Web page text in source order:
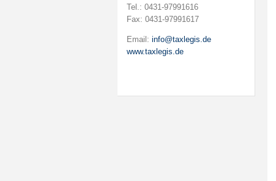
Tel.: 0431-97991616
Fax: 0431-97991617
Email: info@taxlegis.de
www.taxlegis.de